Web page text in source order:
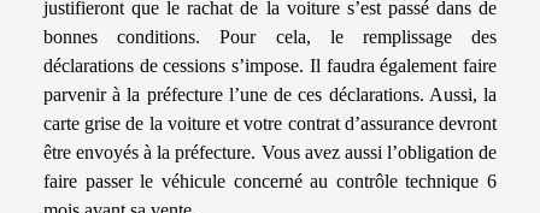
justifieront que le rachat de la voiture s’est passé dans de
bonnes conditions. Pour cela, le remplissage des
déclarations de cessions s’impose. Il faudra également faire
parvenir à la préfecture l’une de ces déclarations. Aussi, la
carte grise de la voiture et votre contrat d’assurance devront
être envoyés à la préfecture. Vous avez aussi l’obligation de
faire passer le véhicule concerné au contrôle technique 6